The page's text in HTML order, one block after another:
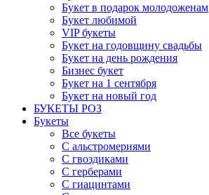
Букет в подарок молодоженам
Букет любимой
VIP букеты
Букет на годовщину свадьбы
Букет на день рождения
Бизнес букет
Букет на 1 сентября
Букет на новый год
БУКЕТЫ РОЗ
Букеты
Все букеты
С альстромериями
С гвоздиками
С герберами
С гиацинтами